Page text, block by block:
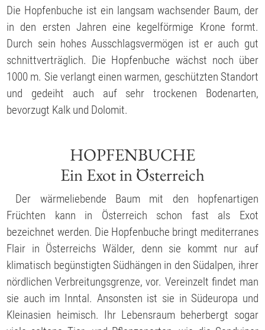
Die Hopfenbuche ist ein langsam wachsender Baum, der
in den ersten Jahren eine kegelförmige Krone formt.
Durch sein hohes Ausschlagsvermögen ist er auch gut
schnittverträglich. Die Hopfenbuche wächst noch über
1000 m. Sie verlangt einen warmen, geschützten Standort
und gedeiht auch auf sehr trockenen Bodenarten,
bevorzugt Kalk und Dolomit.
HOPFENBUCHE
Ein Exot in Österreich
Der wärmeliebende Baum mit den hopfenartigen
Früchten kann in Österreich schon fast als Exot
bezeichnet werden. Die Hopfenbuche bringt mediterranes
Flair in Österreichs Wälder, denn sie kommt nur auf
klimatisch begünstigten Südhängen in den Südalpen, ihrer
nördlichen Verbreitungsgrenze, vor. Vereinzelt findet man
sie auch im Inntal. Ansonsten ist sie in Südeuropa und
Kleinasien heimisch. Ihr Lebensraum beherbergt sogar